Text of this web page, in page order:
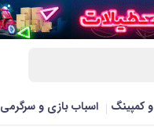
کمپینگ اسباب بازی و سرگرمی